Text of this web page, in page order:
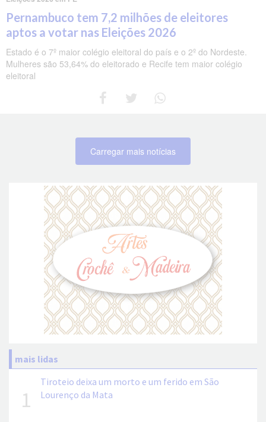
Pernambuco tem 7,2 milhões de eleitores
aptos a votar nas Eleições 2026
Estado é o 7º maior colégio eleitoral do país e o 2º do Nordeste.
Mulheres são 53,64% do eleitorado e Recife tem maior colégio
eleitoral
Carregar mais notícias
mais lidas
1
Tiroteio deixa um morto e um ferido em São
Lourenço da Mata